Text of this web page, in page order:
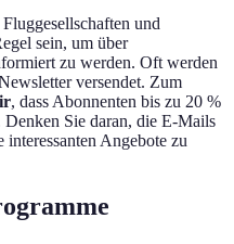
und
sein, um über
zu werden. Oft werden
versendet. Zum
, dass Abonnenten bis zu 20 %
Sie daran, die E-Mails
Angebote zu